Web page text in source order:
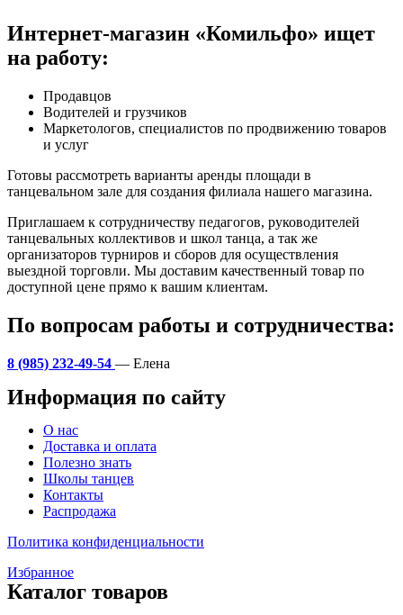
Интернет-магазин «Комильфо» ищет
на работу:
Продавцов
Водителей и грузчиков
Маркетологов, специалистов по продвижению товаров
и услуг
Готовы рассмотреть варианты аренды площади в
танцевальном зале для создания филиала нашего магазина.
Приглашаем к сотрудничеству педагогов, руководителей
танцевальных коллективов и школ танца, а так же
организаторов турниров и сборов для осуществления
выездной торговли. Мы доставим качественный товар по
доступной цене прямо к вашим клиентам.
По вопросам работы и сотрудничества:
8 (985) 232-49-54 — Елена
Информация по сайту
МенюО нас
Доставка и оплата
Полезно знать
Школы танцев
Контакты
Распродажа
Политика конфиденциальности
Избранное
Каталог товаров